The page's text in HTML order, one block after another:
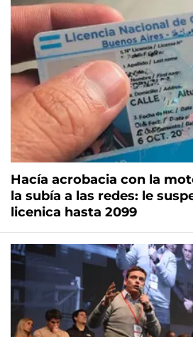
Hacía acrobacia con la
la subía a las redes: le
licenica hasta 2099